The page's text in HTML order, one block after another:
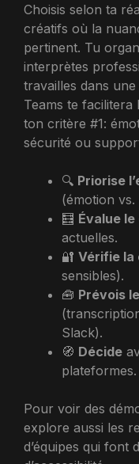
Choisis selon ta
créatifs où la
pertinent. Tu
interprètes
travailles dans
Teams te facilitera
ton critère #1:
sécurité ou
🔍 Priorise
(émotion vs.
🧮 Évalue
actuelles.
🔐 Vérifie
sensibles).
🧰 Prévois
Slack).
🧭 Décide
plateformes.
Pour voir des
explore aussi les
d’équipes qui font